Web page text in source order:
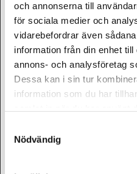
och annonserna till
för sociala medier och
vidarebefordrar även
information från din enhet
annons- och analysföretag
Dessa kan i sin tur
information som du har
Nödvändig
#.#.la
stHo
stna
me
fe-
conv
ersati
ons-
widg